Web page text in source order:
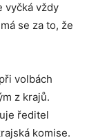
vyčká vždy
se za to, že
volbách
z krajů.
ředitel
komise.